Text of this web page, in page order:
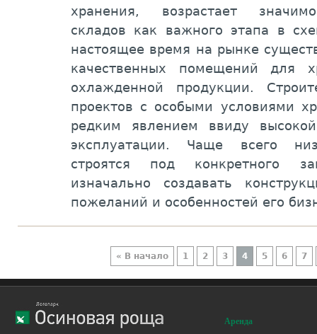
хранения, возрастает
складов как важного этапа в
настоящее время на рынке
качественных помещений для
охлажденной продукции.
проектов с особыми условиями
редким явлением ввиду
эксплуатации. Чаще всего
строятся под конкретного
изначально создавать
пожеланий и особенностей его
« В начало 1 2 3 4 5 6 7
Аренда